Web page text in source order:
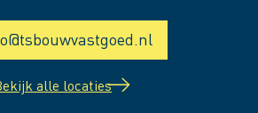
alle locaties